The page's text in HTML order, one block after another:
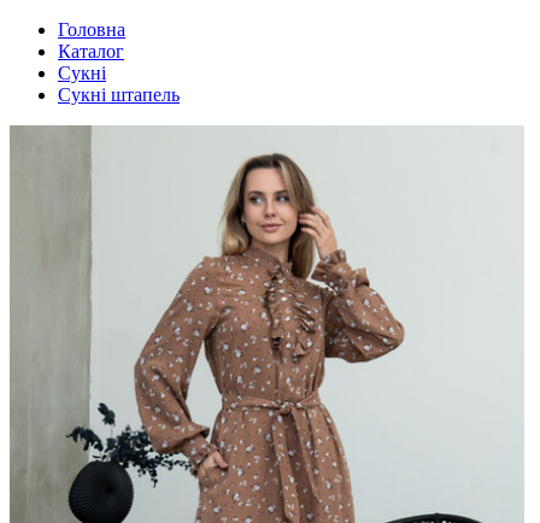
Головна
Каталог
Сукні
Сукні штапель